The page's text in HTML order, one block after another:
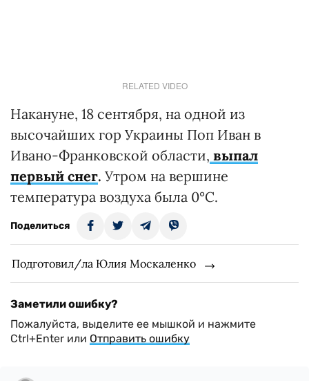
RELATED VIDEO
Накануне, 18 сентября, на одной из
высочайших гор Украины Поп Иван в
Ивано-Франковской области, выпал
первый снег. Утром на вершине
температура воздуха была 0°С.
Поделиться
Подготовил/ла Юлия Москаленко
Заметили ошибку?
Пожалуйста, выделите ее мышкой и нажмите
Ctrl+Enter или Отправить ошибку